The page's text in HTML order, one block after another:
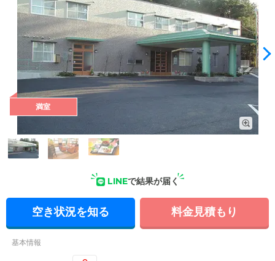
1/3
外観: 当施設は緑地と隣接しているので、空気が綺麗な清々し
い雰囲気の中でお過ごしいただけます。
満室
LINEで結果が届く
空き状況を知る 料金見積もり
基本情報